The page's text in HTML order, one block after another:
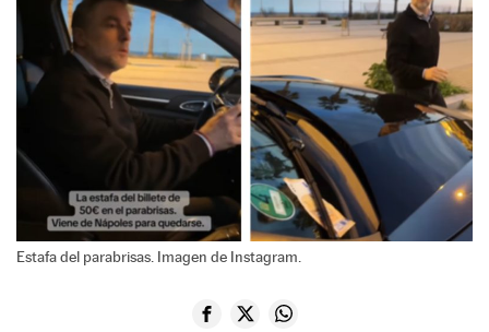
Estafa del parabrisas. Imagen de Instagram.